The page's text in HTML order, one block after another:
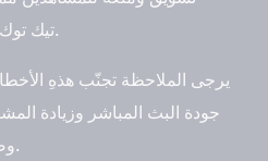
تيك توك عن طريق البث المباشر.
يرجى الملاحظة تجنّب هذهِ
جودة البث المباشر وزيادة
وصادق معك ومتفاعل بقدر كبير.